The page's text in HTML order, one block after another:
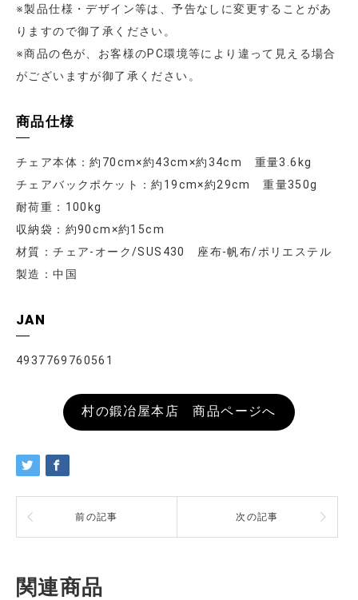
※製品仕様・デザイン等は、予告なしに変更することがあ
りますので御了承ください。
※商品の色が、お客様のPC環境等により違って見える場合
がございますが御了承ください。
商品仕様
チェア本体：約70cm×約43cm×約34cm 重量3.6kg
チェアバックポケット：約19cm×約29cm 重量350g
耐荷重：100kg
収納袋：約90cm×約15cm
材質：チェア-オーク/SUS430 座布-帆布/ポリエステル
製造：中国
JAN
4937769760561
村の鍛冶屋本店 商品ページへ
前の記事 次の記事
関連商品